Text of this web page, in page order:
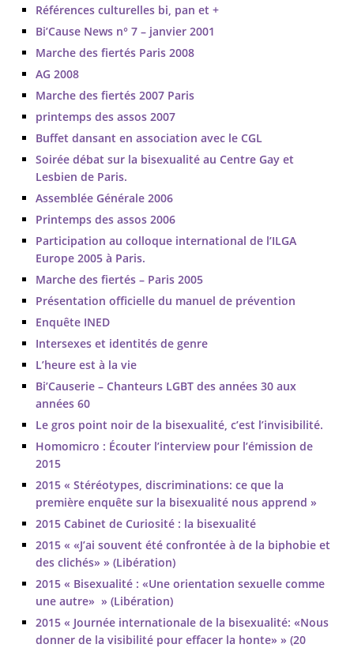
Références culturelles bi, pan et +
Bi’Cause News n° 7 – janvier 2001
Marche des fiertés Paris 2008
AG 2008
Marche des fiertés 2007 Paris
printemps des assos 2007
Buffet dansant en association avec le CGL
Soirée débat sur la bisexualité au Centre Gay et
Lesbien de Paris.
Assemblée Générale 2006
Printemps des assos 2006
Participation au colloque international de l’ILGA
Europe 2005 à Paris.
Marche des fiertés – Paris 2005
Présentation officielle du manuel de prévention
Enquête INED
Intersexes et identités de genre
L’heure est à la vie
Bi’Causerie – Chanteurs LGBT des années 30 aux
années 60
Le gros point noir de la bisexualité, c’est l’invisibilité.
Homomicro : Écouter l’interview pour l’émission de
2015
2015 « Stéréotypes, discriminations: ce que la
première enquête sur la bisexualité nous apprend »
2015 Cabinet de Curiosité : la bisexualité
2015 « «J’ai souvent été confrontée à de la biphobie et
des clichés» » (Libération)
2015 « Bisexualité : «Une orientation sexuelle comme
une autre» » (Libération)
2015 « Journée internationale de la bisexualité: «Nous
donner de la visibilité pour effacer la honte» » (20